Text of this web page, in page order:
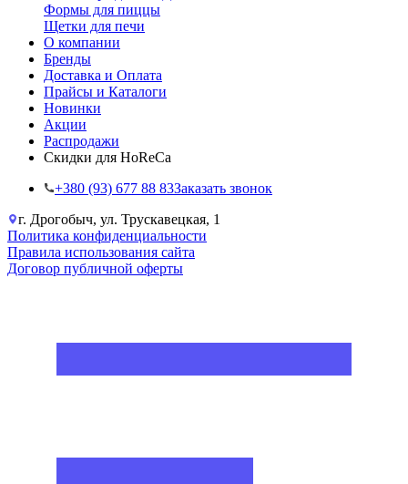
Формы для пиццы
Щетки для печи
О компании
Бренды
Доставка и Оплата
Прайсы и Каталоги
Новинки
Акции
Распродажи
Скидки для HoReCa
+38‎0 (93) 677 88 83Заказать звонок
г. Дрогобыч, ул. Трускавецкая, 1
Политика конфиденциальности
Правила использования сайта
Договор публичной оферты